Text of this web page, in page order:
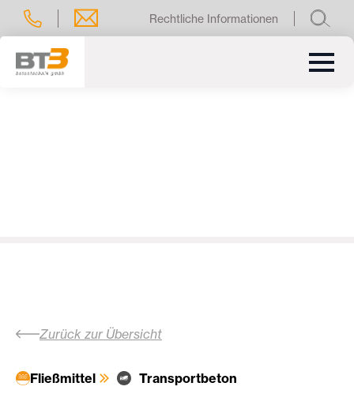
Rechtliche Informationen
Zurück zur Übersicht
Fließmittel Transportbeton